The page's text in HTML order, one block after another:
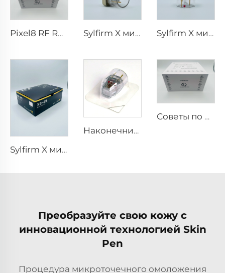
Pixel8 RF Rohrer Aesthetic 25 49 64 наконечники Sylfirm X микроголки rf наконечники X-25 Sylfirm X микротоки и радиочастотный уход за кожей, наконечники Sylfirm X X-25
Sylfirm X микротоки и радиочастотный уход за кожей, наконечники Sylfirm X XB-49
Наконечник Sylfirm X для микротоков и радиочастотного воздействия, картридж Sylfirm X XE-25 от Viol
Советы по RF для pixel8
Преобразуйте свою кожу с
инновационной технологией Skin
Pen
Процедура микроточечного омоложения